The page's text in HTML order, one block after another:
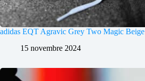
adidas EQT Agravic Grey Two Magic Beige
15 novembre 2024